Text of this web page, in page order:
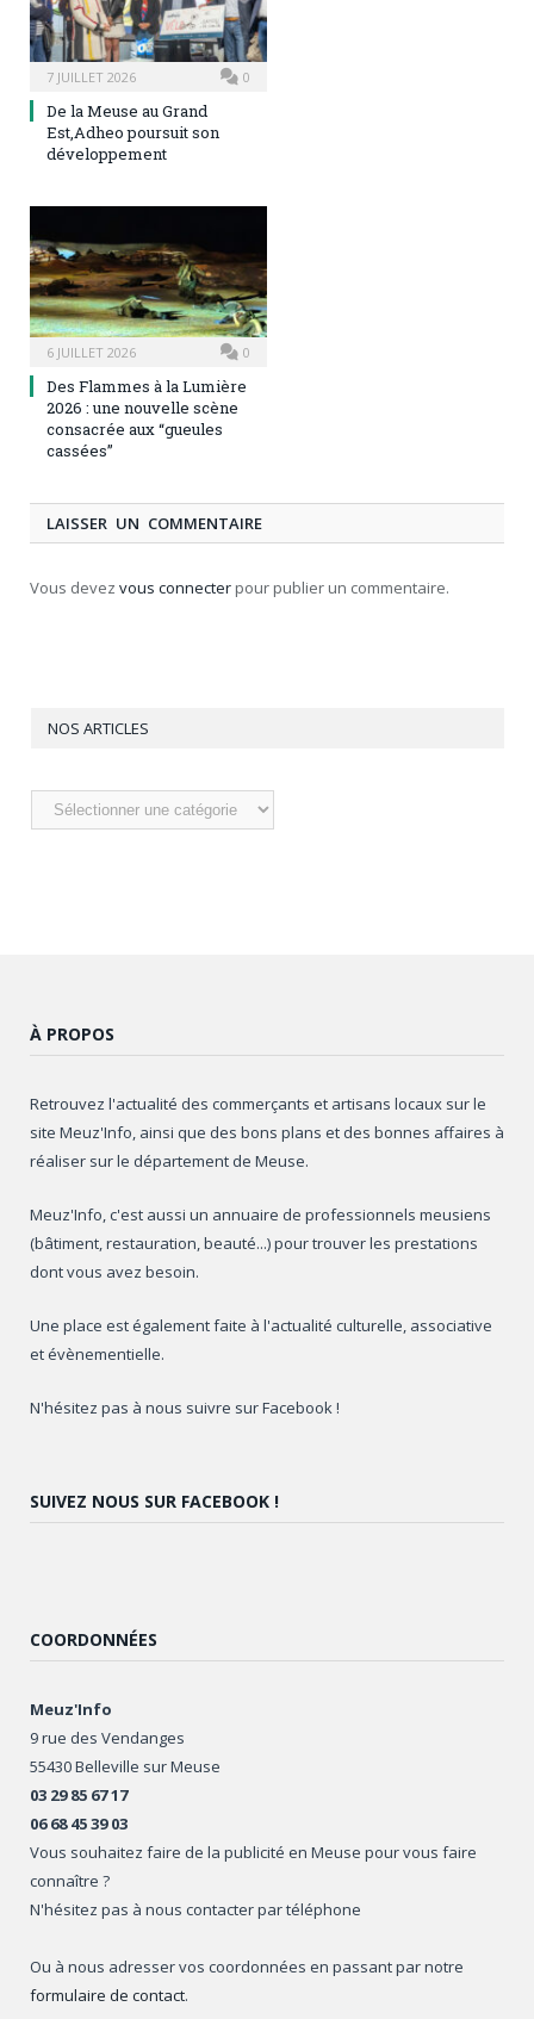
7 JUILLET 2026 0
De la Meuse au Grand
Est,Adheo poursuit son
développement
6 JUILLET 2026 0
Des Flammes à la Lumière
2026 : une nouvelle scène
consacrée aux “gueules
cassées”
LAISSER UN COMMENTAIRE
Vous devez vous connecter pour publier un commentaire.
NOS ARTICLES
Nos
articles
À PROPOS
Retrouvez l'actualité des commerçants et artisans locaux sur le
site Meuz'Info, ainsi que des bons plans et des bonnes affaires à
réaliser sur le département de Meuse.
Meuz'Info, c'est aussi un annuaire de professionnels meusiens
(bâtiment, restauration, beauté...) pour trouver les prestations
dont vous avez besoin.
Une place est également faite à l'actualité culturelle, associative
et évènementielle.
N'hésitez pas à nous suivre sur Facebook !
SUIVEZ NOUS SUR FACEBOOK !
COORDONNÉES
Meuz'Info
9 rue des Vendanges
55430 Belleville sur Meuse
03 29 85 67 17
06 68 45 39 03
Vous souhaitez faire de la publicité en Meuse pour vous faire
connaître ?
N'hésitez pas à nous contacter par téléphone
Ou à nous adresser vos coordonnées en passant par notre
formulaire de contact.